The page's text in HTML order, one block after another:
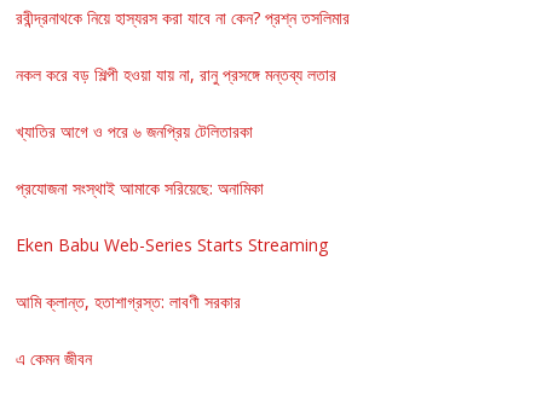
রবীন্দ্রনাথকে নিয়ে হাস্যরস করা যাবে না কেন? প্রশ্ন তসলিমার
নকল করে বড় শিল্পী হওয়া যায় না, রানু প্রসঙ্গে মন্তব্য লতার
খ্যাতির আগে ও পরে ৬ জনপ্রিয় টেলিতারকা
প্রযোজনা সংস্থাই আমাকে সরিয়েছে: অনামিকা
Eken Babu Web-Series Starts Streaming
আমি ক্লান্ত, হতাশাগ্রস্ত: লাবণী সরকার
এ কেমন জীবন